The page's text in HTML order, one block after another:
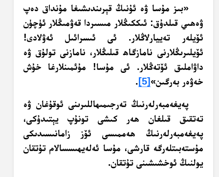
«بىز مۇسا ۋە ئۇنىڭ قېرىندىشىغا مۇنداق دەپ
ۋەھىي قىلدۇق: ئىككىڭلار مىسىردا قەۋمىڭلار ئۈچۈن
ئۆيلەر تەييارلاڭلار. ئى ئىسرائىل ئەۋلادى!
ئۆيلىرىڭلارنى نامازگاھ قىلىڭلار، نامازنى تولۇق ۋە
داۋاملىق ئۆتەڭلار. ئى مۇسا! مۇئمىنلارغا خۇش
خەۋەر بەرگىن» [5]
.
پەيغەمبەرلەرنىڭ تەرجىمىھاللىرىنى ئوقۇغان ۋە
تەتقىق قىلغان ھەر كىشى تونۇپ يېتىدۇكى،
پەيغەمبەرلەرنىڭ ھەممىسى ئۆز زامانىسىدىكى
مۇستەبىتلەرگە قارشى، مۇسا ئەلەيھىسسالام تۇتقان
يولنىڭ ئوخشىشىنى تۇتقان.